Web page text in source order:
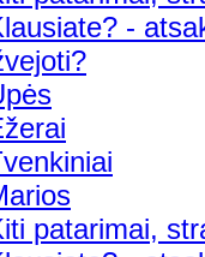
-
patarimai,